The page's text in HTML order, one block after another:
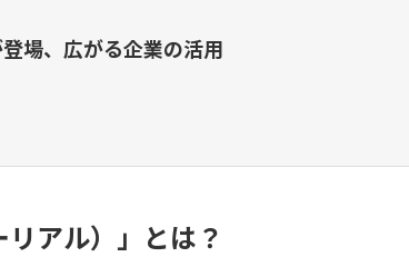
場、広がる企業の活用
アル）」とは？